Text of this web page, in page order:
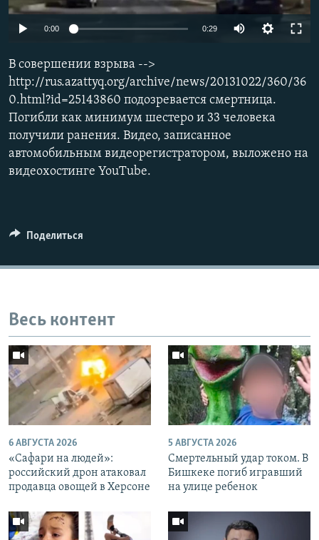
0:00 0:29
В совершении взрыва -->
http://rus.azattyq.org/archive/news/20131022/360/36
0.html?id=25143860 подозревается смертница.
Погибли как минимум шестеро и 33 человека
получили ранения. Видео, записанное
автомобильным видеорегистратором, выложено на
видеохостинге YouTube.
Поделиться
Весь контент
6 АВГУСТА 2026
«Cафари на людей»:
российский дрон атаковал
продавца овощей в Херсоне
5 АВГУСТА 2026
Смертельный удар током. В
Бишкеке погиб игравший
на улице ребенок